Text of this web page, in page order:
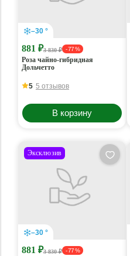
–30 °
881 ₽3 830 ₽ - 77 %
Роза чайно-гибридная
Дольчетто
5 5 отзывов
В корзину
Эксклюзив
–30 °
881 ₽3 830 ₽ - 77 %